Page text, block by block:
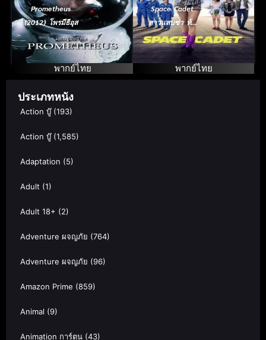
Prometheus
(2012) โพรมีธีอุส
พากย์ไทย
Space Cadet
สาวแสบซ่า ท้า
อวกาศ
พากย์ไทย
ประเภทหนัง
Action บู๊(193)
Action บู๊(1,585)
Adaptation (5)
Adult (1)
Adult 18+ (2)
Adventure ผจญภัย (764)
Adventure ผจญภัย (96)
Amazon Prime (859)
Animal (9)
Animation การ์ตูน (43)